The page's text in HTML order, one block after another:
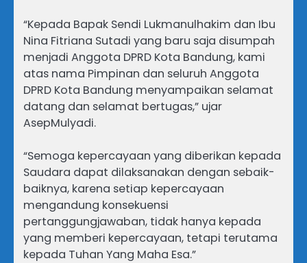
“Kepada Bapak Sendi Lukmanulhakim dan Ibu
Nina Fitriana Sutadi yang baru saja disumpah
menjadi Anggota DPRD Kota Bandung, kami
atas nama Pimpinan dan seluruh Anggota
DPRD Kota Bandung menyampaikan selamat
datang dan selamat bertugas,” ujar
AsepMulyadi.
“Semoga kepercayaan yang diberikan kepada
Saudara dapat dilaksanakan dengan sebaik-
baiknya, karena setiap kepercayaan
mengandung konsekuensi
pertanggungjawaban, tidak hanya kepada
yang memberi kepercayaan, tetapi terutama
kepada Tuhan Yang Maha Esa.”